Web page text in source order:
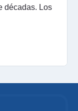
décadas. Los